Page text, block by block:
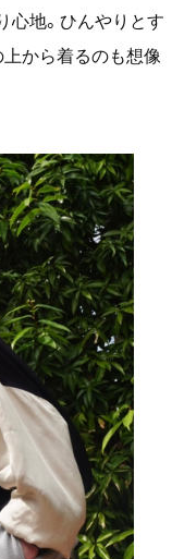
心地。ひんやりとす
から着るのも想像